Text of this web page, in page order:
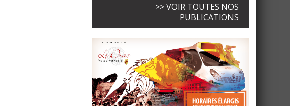
>> VOIR TOUTES NOS
PUBLICATIONS